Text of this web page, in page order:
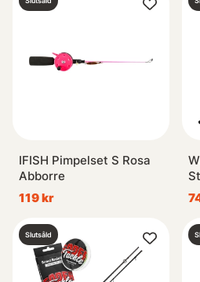
IFISH Pimpelset S Rosa
Abborre
119 kr
Slutsåld